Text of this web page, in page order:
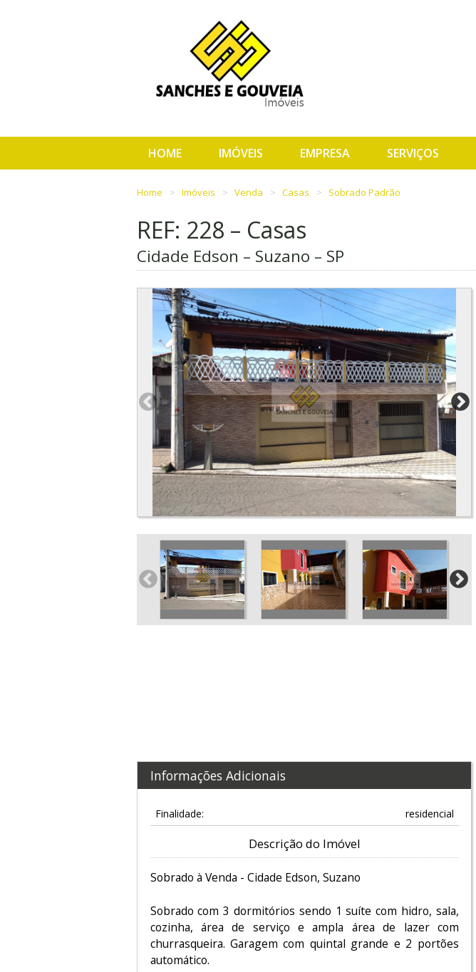
HOME IMÓVEIS EMPRESA SERVIÇOS
Home Imóveis Venda Casas Sobrado Padrão
REF: 228 – Casas
Cidade Edson – Suzano – SP
Informações Adicionais
Finalidade: residencial
Descrição do Imóvel
Sobrado à Venda - Cidade Edson, Suzano
Sobrado com 3 dormitórios sendo 1 suíte com hidro, sala,
cozinha, área de serviço e ampla área de lazer com
churrasqueira. Garagem com quintal grande e 2 portões
automático.